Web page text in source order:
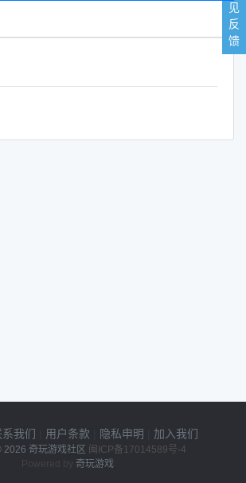
我们 用户条款 隐私申明 加入我们
2026 奇玩游戏社区 闽ICP备17014589号-4
Powered by 奇玩游戏
见
反
馈